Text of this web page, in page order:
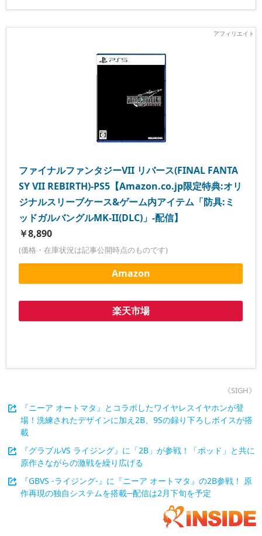
ファイナルファンタジーVII リバース(FINAL FANTA
SY VII REBIRTH)-PS5【Amazon.co.jp限定特典:オリ
ジナルスリーブケース&ゲーム内アイテム「防具:ミ
ッドガルバングルMK-II(DLC)」-配信】
￥8,890
(価格・在庫状況は記事公開時点のものです)
Amazon
楽天市場
《SIGH》
『ニーア オートマタ』とコラボしたワイヤレスイヤホンが登
場！洗練されたデザインに加え2B、9Sの録り下ろしボイスが搭
載
『グラブルVS ライジング』に「2B」が参戦！「ポッド」と共に
原作さながらの激戦を繰り広げる
『GBVS -ライジング-』に『ニーア オートマタ』の2B参戦！ 原
作再現の独自システムを搭載─配信は2月下旬を予定